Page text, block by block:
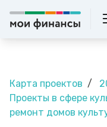
Карта проектов
Проекты в сфере
ремонт домов